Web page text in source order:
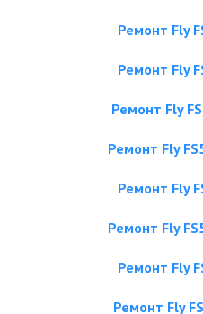
Ремонт Fly
Ремонт Fly
Ремонт Fly
Ремонт Fly
Ремонт Fly
Ремонт Fly
Ремонт Fly
Ремонт Fly